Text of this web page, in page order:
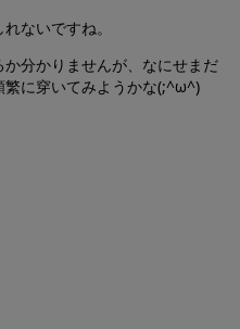
ないですね。
分かりませんが、なにせまだ
繁に穿いてみようかな(;^ω^)